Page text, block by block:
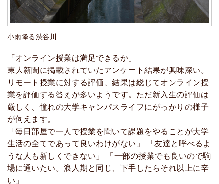
小雨降る渋谷川
「オンライン授業は満足できるか」
東大新聞に掲載されていたアンケート結果が興味深い。
リモート授業に対する評価、結果は総じてオンライン授
業を評価する答えが多いようです。ただ新入生の評価は
厳しく、憧れの大学キャンパスライフにがっかりの様子
が伺えます。
「毎日部屋で一人で授業を聞いて課題をやることが大学
生活の全てであって良いわけがない」 「友達と呼べるよ
うな人も新しくできない」 「一部の授業でも良いので駒
場に通いたい。浪人期と同じ、下手したらそれ以上に辛
い」